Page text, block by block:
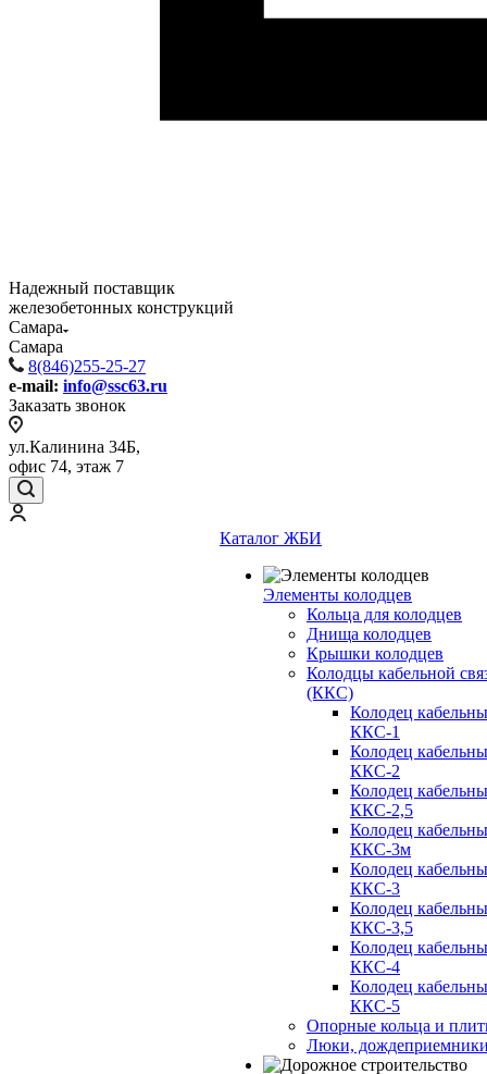
Надежный поставщик
железобетонных конструкций
Самара
Самара
8(846)255-25-27
e-mail: info@ssc63.ru
Заказать звонок
ул.Калинина 34Б,
офис 74, этаж 7
Каталог ЖБИ
Элементы колодцев
Кольца для колодцев
Днища колодцев
Крышки колодцев
Колодцы кабельной
(ККС)
Колодец
ККС-1
Колодец
ККС-2
Колодец
ККС-2,5
Колодец
ККС-3м
Колодец
ККС-3
Колодец
ККС-3,5
Колодец
ККС-4
Колодец
ККС-5
Опорные кольца и
Люки,